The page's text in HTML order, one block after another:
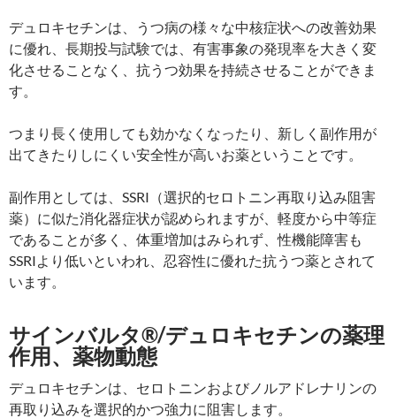
デュロキセチンは、うつ病の様々な中核症状への改善効果
に優れ、長期投与試験では、有害事象の発現率を大きく変
化させることなく、抗うつ効果を持続させることができま
す。
つまり長く使用しても効かなくなったり、新しく副作用が
出てきたりしにくい安全性が高いお薬ということです。
副作用としては、SSRI（選択的セロトニン再取り込み阻害
薬）に似た消化器症状が認められますが、軽度から中等症
であることが多く、体重増加はみられず、性機能障害も
SSRIより低いといわれ、忍容性に優れた抗うつ薬とされて
います。
サインバルタ®/デュロキセチンの薬理
作用、薬物動態
デュロキセチンは、セロトニンおよびノルアドレナリンの
再取り込みを選択的かつ強力に阻害します。